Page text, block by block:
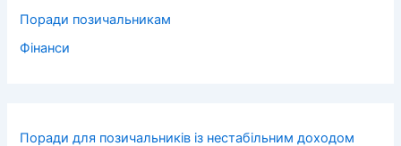
Поради позичальникам
Фінанси
Поради для позичальників із нестабільним доходом